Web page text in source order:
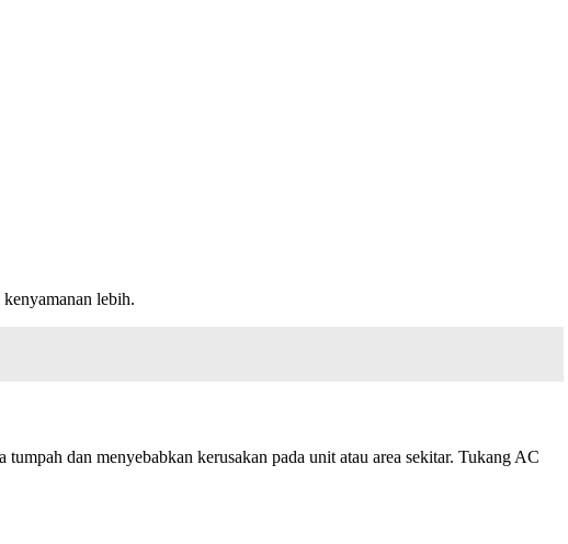
lebih.
dan menyebabkan kerusakan pada unit atau area sekitar. Tukang AC